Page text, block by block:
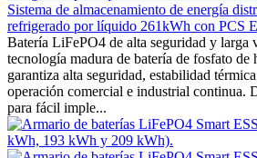
Sistema de almacenamiento de energía
refrigerado por líquido 261kWh con PCS
Batería LiFePO4 de alta seguridad y larga
tecnología madura de batería de fosfato
garantiza alta seguridad, estabilidad
operación comercial e industrial continua.
para fácil imple...